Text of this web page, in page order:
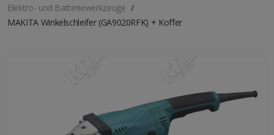
Elektro- und Batteriewerkzeuge
MAKITA Winkelschleifer (GA9020RFK) + Koffer